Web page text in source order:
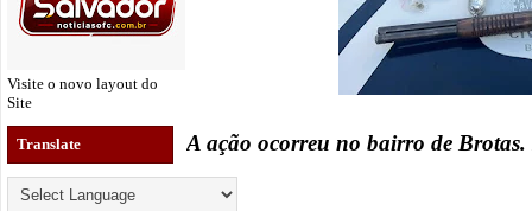
Visite o novo layout do
Site
Translate A ação ocorreu no bairro de Brotas.